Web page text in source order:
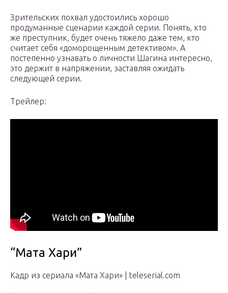
Зрительских похвал удостоились хорошо
продуманные сценарии каждой серии. Понять, кто
же преступник, будет очень тяжело даже тем, кто
считает себя «доморощенным детективом». А
постепенно узнавать о личности Шагина интересно,
это держит в напряжении, заставляя ожидать
следующей серии.
Трейлер:
“Мата Хари”
Кадр из сериала «Мата Хари» | teleserial.com